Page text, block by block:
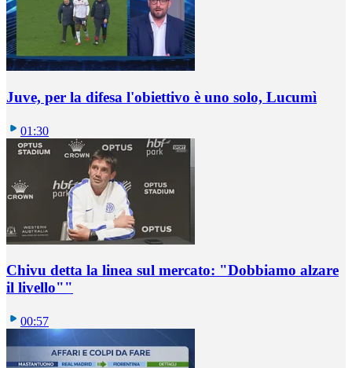
Juve, per la difesa l'obiettivo è uno solo, Lucumì
01:30
Chivu detta la linea sul mercato: "Dobbiamo alzare
il livello""
00:57